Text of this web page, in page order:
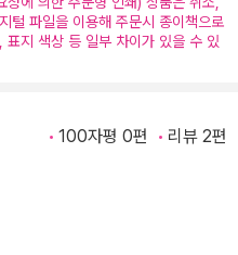
털 파일을 이용해 주문시 종이책으로
지 색상 등 일부 차이가 있을 수 있
100자평 0편 리뷰 2편